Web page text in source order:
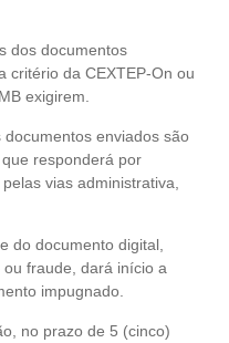
dos documentos
critério da CEXTEP-On ou
exigirem.
enviados são
responderá por
vias administrativa,
do documento digital,
fraude, dará início a
impugnado.
no prazo de 5 (cinco)